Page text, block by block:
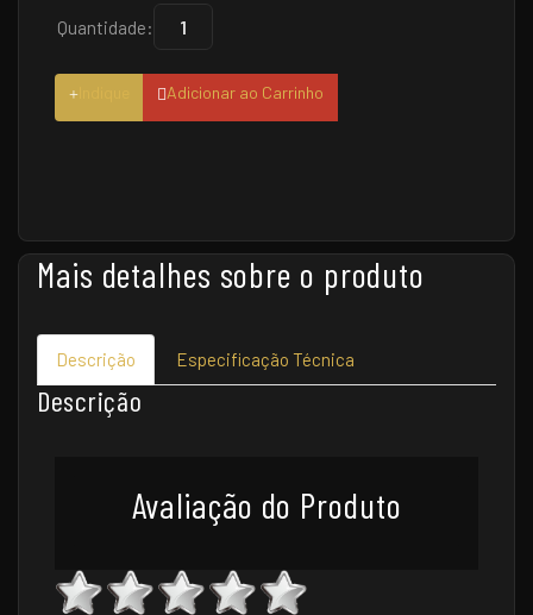
Quantidade:
Adicionar ao Carrinho
Mais detalhes sobre o produto
Descrição Especificação Técnica
Descrição
Avaliação do Produto